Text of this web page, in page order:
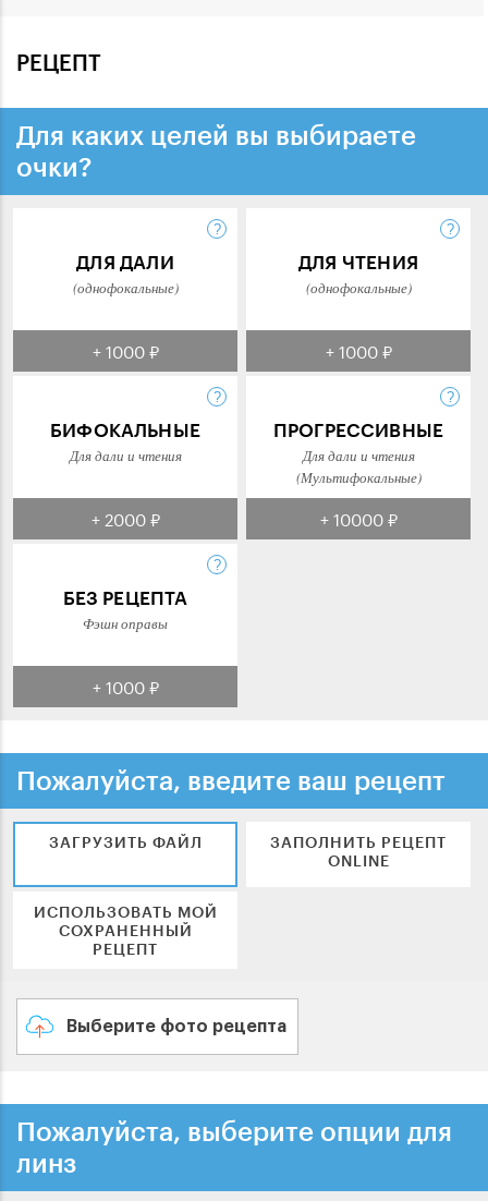
РЕЦЕПТ
Для каких целей вы выбираете
очки?
ДЛЯ ДАЛИ
(однофокальные)
+ 1000 ₽
ДЛЯ ЧТЕНИЯ
(однофокальные)
+ 1000 ₽
БИФОКАЛЬНЫЕ
Для дали и чтения
+ 2000 ₽
ПРОГРЕССИВНЫЕ
Для дали и чтения
(Мультифокальные)
+ 10000 ₽
БЕЗ РЕЦЕПТА
Фэшн оправы
+ 1000 ₽
Пожалуйста, введите ваш рецепт
ЗАГРУЗИТЬ ФАЙЛ
ЗАПОЛНИТЬ РЕЦЕПТ
ONLINE
ИСПОЛЬЗОВАТЬ МОЙ
СОХРАНЕННЫЙ
РЕЦЕПТ
Выберите фото рецепта
Пожалуйста, выберите опции для
линз